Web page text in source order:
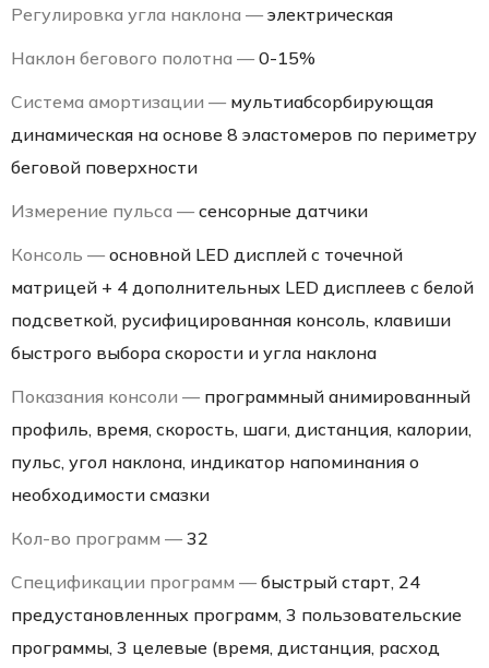
Регулировка угла наклона — электрическая
Наклон бегового полотна — 0-15%
Система амортизации — мультиабсорбирующая
динамическая на основе 8 эластомеров по периметру
беговой поверхности
Измерение пульса — сенсорные датчики
Консоль — основной LED дисплей с точечной
матрицей + 4 дополнительных LED дисплеев с белой
подсветкой, русифицированная консоль, клавиши
быстрого выбора скорости и угла наклона
Показания консоли — программный анимированный
профиль, время, скорость, шаги, дистанция, калории,
пульс, угол наклона, индикатор напоминания о
необходимости смазки
Кол-во программ — 32
Спецификации программ — быстрый старт, 24
предустановленных программ, 3 пользовательские
программы, 3 целевые (время, дистанция, расход